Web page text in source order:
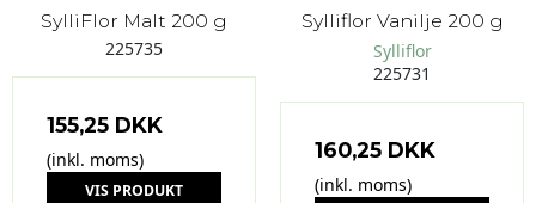
SylliFlor Malt 200 g
225735
155,25 DKK
(inkl. moms)
VIS PRODUKT
Sylliflor Vanilje 200 g
Sylliflor
225731
160,25 DKK
(inkl. moms)